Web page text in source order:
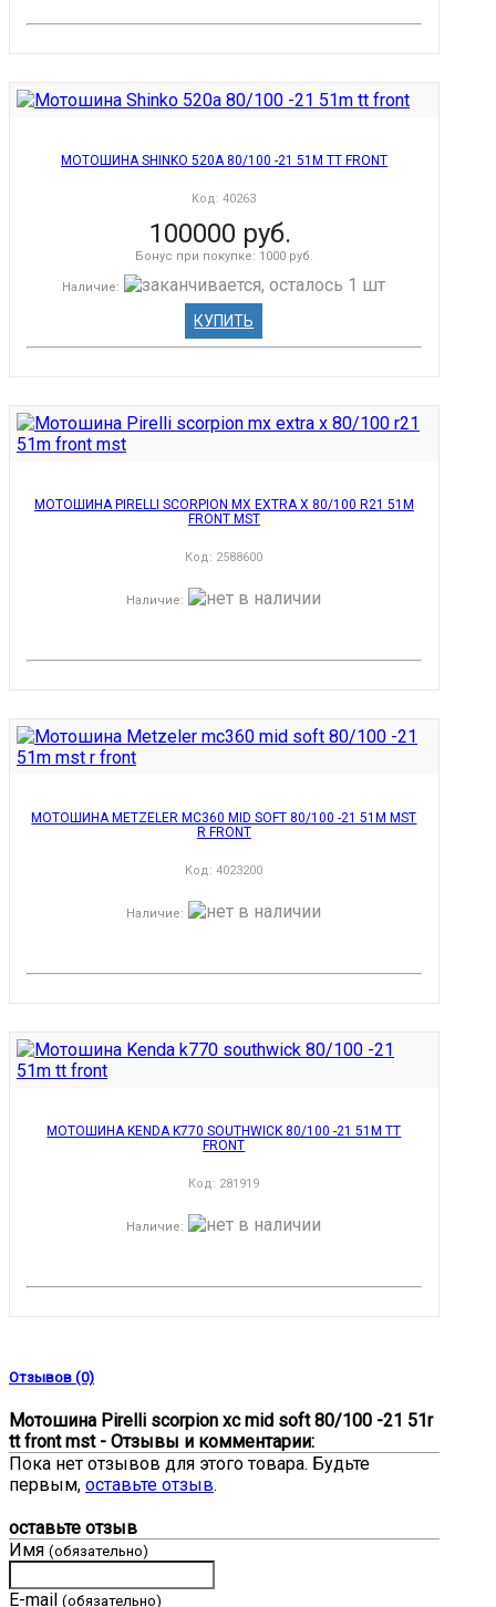
МОТОШИНА SHINKO 520A 80/100 -21 51M TT FRONT
Код:40263
100000 руб.
Бонус при покупке: 1000 руб.
Наличие:
КУПИТЬ
МОТОШИНА PIRELLI SCORPION MX EXTRA X 80/100 R21 51M
FRONT MST
Код: 2588600
Наличие:
МОТОШИНА METZELER MC360 MID SOFT 80/100 -21 51M MST
R FRONT
Код:4023200
Наличие:
МОТОШИНА KENDA K770 SOUTHWICK 80/100 -21 51M TT
FRONT
Код: 281919
Наличие:
Отзывов (0)
Мотошина Pirelli scorpion xc mid soft 80/100 -21 51r
tt front mst - Отзывы и комментарии:
Пока нет отзывов для этого товара. Будьте
первым, оставьте отзыв.
оставьте отзыв
Имя (обязательно)
E-mail (обязательно)